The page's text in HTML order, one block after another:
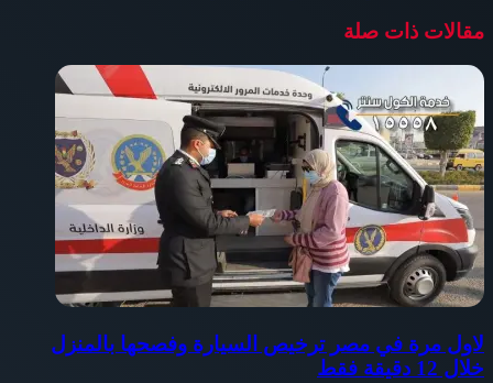
مقالات ذات صلة
لاول مرة في مصر ترخيص السيارة وفصحها بالمنزل
خلال 12 دقيقة فقط